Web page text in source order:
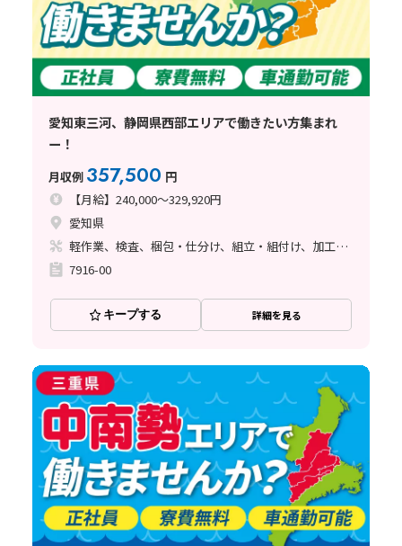
愛知東三河、静岡県西部エリアで働きたい方集まれ
ー！
月収例 357,500 円
【月給】240,000～329,920円
愛知県
軽作業、検査、梱包・仕分け、組立・組付け、加工、マシンオペレーター、クリーンルーム、清掃・洗浄、品質管理、メンテナンス・保全、フォークリフト、玉掛け・クレーン、ライン作業、ハンダ付け、鋳造・鍛造、立ち作業、溶接、塗装、バリ取り
7916-00
キープする 詳細を見る